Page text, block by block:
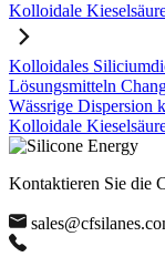
Kolloidale
Kolloidales
Lösungsmitteln
Wässrige Dispersion
Kolloidale
Kontaktieren Sie die